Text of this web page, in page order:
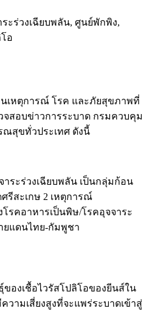
ะร่วงเฉียบพลัน, ศูนย์พักพิง,
อ
เหตุการณ์ โรค และภัยสุขภาพที่
สอบข่าวการระบาด กรมควบคุม
ณสุขทั่วประเทศ ดังนี้
าระร่วงเฉียบพลัน เป็นกลุ่มก้อน
รีสะเกษ 2 เหตุการณ์
โรคอาหารเป็นพิษ/โรคอุจจาระ
ยแดนไทย-กัมพูชา
องเชื้อไวรัสโปลิโอของยีนส์ใน
วามเสี่ยงสูงที่จะแพร่ระบาดเข้าสู่